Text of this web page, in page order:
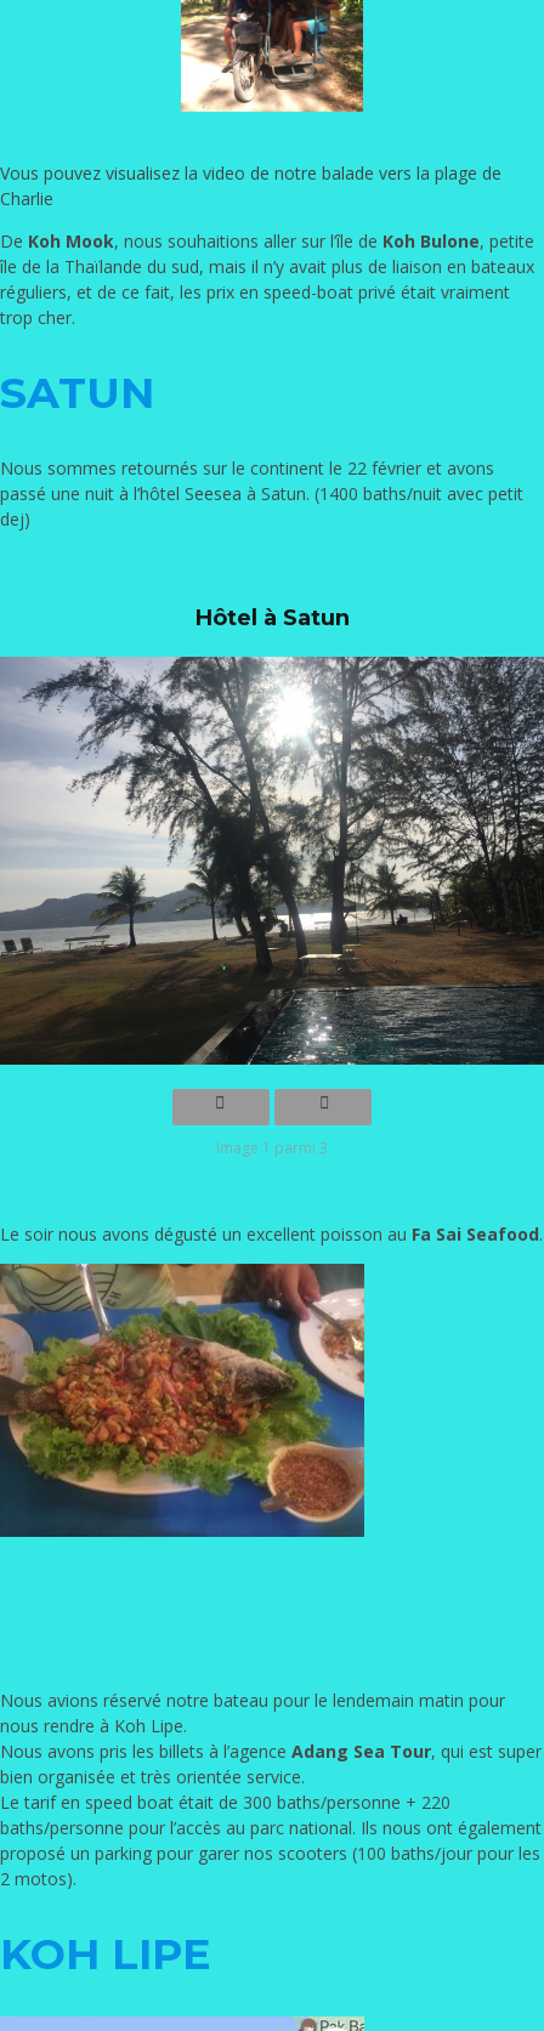
Vous pouvez visualisez la video de notre balade vers la plage de
Charlie
De Koh Mook, nous souhaitions aller sur l’île de Koh Bulone, petite
île de la Thaïlande du sud, mais il n’y avait plus de liaison en bateaux
réguliers, et de ce fait, les prix en speed-boat privé était vraiment
trop cher.
SATUN
Nous sommes retournés sur le continent le 22 février et avons
passé une nuit à l’hôtel Seesea à Satun. (1400 baths/nuit avec petit
dej)
Hôtel à Satun
Image 1 parmi 3
Le soir nous avons dégusté un excellent poisson au Fa Sai Seafood.
Nous avions réservé notre bateau pour le lendemain matin pour
nous rendre à Koh Lipe.
Nous avons pris les billets à l’agence Adang Sea Tour, qui est super
bien organisée et très orientée service.
Le tarif en speed boat était de 300 baths/personne + 220
baths/personne pour l’accès au parc national. Ils nous ont également
proposé un parking pour garer nos scooters (100 baths/jour pour les
2 motos).
KOH LIPE